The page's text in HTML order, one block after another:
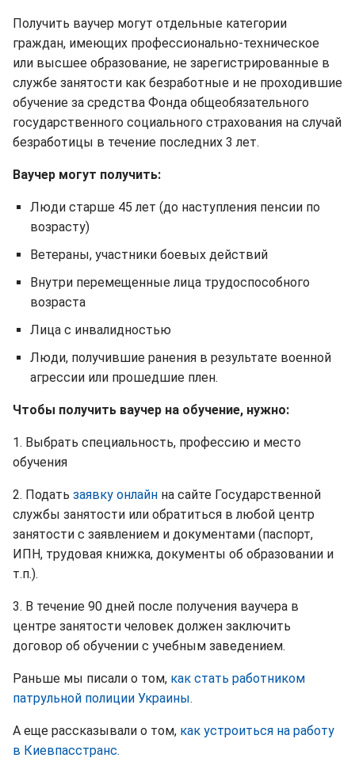
Получить ваучер могут отдельные категории
граждан, имеющих профессионально-техническое
или высшее образование, не зарегистрированные в
службе занятости как безработные и не проходившие
обучение за средства Фонда общеобязательного
государственного социального страхования на случай
безработицы в течение последних 3 лет.
Ваучер могут получить:
Люди старше 45 лет (до наступления пенсии по
возрасту)
Ветераны, участники боевых действий
Внутри перемещенные лица трудоспособного
возраста
Лица с инвалидностью
Люди, получившие ранения в результате военной
агрессии или прошедшие плен.
Чтобы получить ваучер на обучение, нужно:
1. Выбрать специальность, профессию и место
обучения
2. Подать заявку онлайн на сайте Государственной
службы занятости или обратиться в любой центр
занятости с заявлением и документами (паспорт,
ИПН, трудовая книжка, документы об образовании и
т.п.).
3. В течение 90 дней после получения ваучера в
центре занятости человек должен заключить
договор об обучении с учебным заведением.
Раньше мы писали о том, как стать работником
патрульной полиции Украины.
А еще рассказывали о том, как устроиться на работу
в Киевпасстранс.